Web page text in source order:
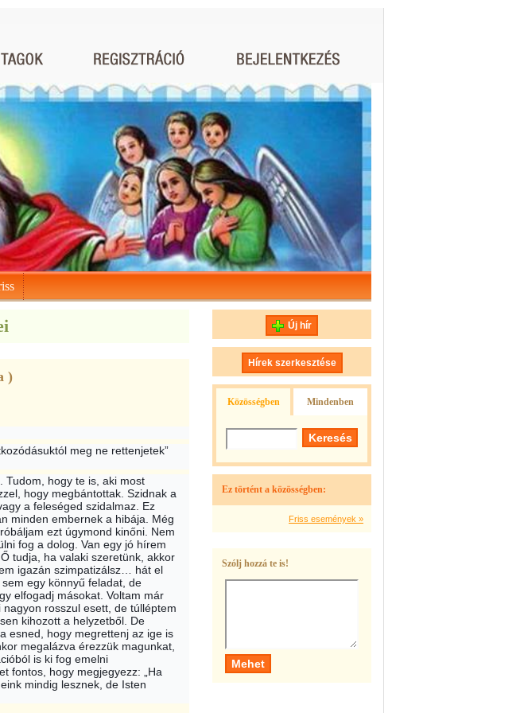
)
meg ne rettenjetek”
Tudom, hogy te is, aki most
hogy megbántottak. Szidnak a
a feleséged szidalmaz. Ez
minden embernek a hibája. Még
ezt úgymond kinőni. Nem
fog a dolog. Van egy jó hírem
tudja, ha valaki szeretünk, akkor
igazán szimpatizálsz… hát el
egy könnyű feladat, de
elfogadj másokat. Voltam már
rosszul esett, de túlléptem
kihozott a helyzetből. De
esned, hogy megrettenj az ige is
megalázva érezzük magunkat,
is ki fog emelni
fontos, hogy megjegyezz: „Ha
mindig lesznek, de Isten
Új hír
Hírek szerkesztése
Közösségben Mindenben
Ez történt a közösségben:
Friss események »
Szólj hozzá te is!